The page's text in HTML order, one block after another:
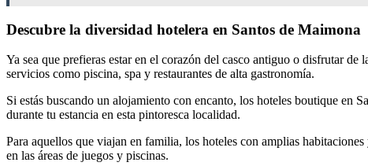
Descubre la diversidad hotelera en Santos de Maimona
Ya sea que prefieras estar en el corazón del casco antiguo o disfrutar
servicios como piscina, spa y restaurantes de alta gastronomía.
Si estás buscando un alojamiento con encanto, los hoteles boutique en
durante tu estancia en esta pintoresca localidad.
Para aquellos que viajan en familia, los hoteles con amplias
en las áreas de juegos y piscinas.